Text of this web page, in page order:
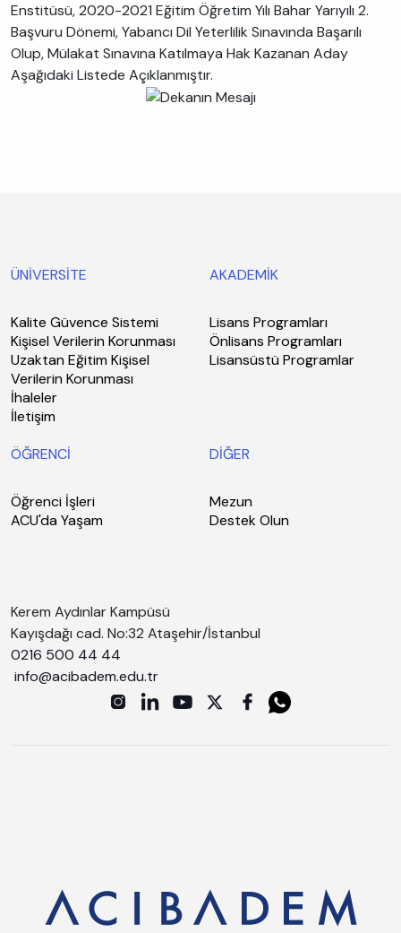
Enstitüsü, 2020-2021 Eğitim Öğretim Yılı Bahar Yarıyılı 2.
Başvuru Dönemi, Yabancı Dil Yeterlilik Sınavında Başarılı
Olup, Mülakat Sınavına Katılmaya Hak Kazanan Aday
Aşağıdaki Listede Açıklanmıştır.
ÜNİVERSİTE
Kalite Güvence Sistemi
Kişisel Verilerin Korunması
Uzaktan Eğitim Kişisel
Verilerin Korunması
İhaleler
İletişim
AKADEMİK
Lisans Programları
Önlisans Programları
Lisansüstü Programlar
ÖĞRENCİ
Öğrenci İşleri
ACU'da Yaşam
DİĞER
Mezun
Destek Olun
Kerem Aydınlar Kampüsü
Kayışdağı cad. No:32 Ataşehir/İstanbul
0216 500 44 44
info@acibadem.edu.tr